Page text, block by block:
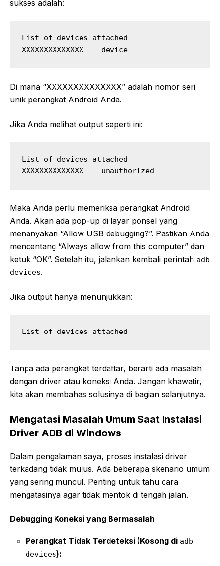
sukses adalah:
List of devices attached
Di mana “XXXXXXXXXXXXXX” adalah nomor seri
unik perangkat Android Anda.
Jika Anda melihat output seperti ini:
List of devices attached
Maka Anda perlu memeriksa perangkat Android
Anda. Akan ada pop-up di layar ponsel yang
menanyakan “Allow USB debugging?”. Pastikan Anda
mencentang “Always allow from this computer” dan
ketuk “OK”. Setelah itu, jalankan kembali perintah adb
devices.
Jika output hanya menunjukkan:
Tanpa ada perangkat terdaftar, berarti ada masalah
dengan driver atau koneksi Anda. Jangan khawatir,
kita akan membahas solusinya di bagian selanjutnya.
Mengatasi Masalah Umum Saat Instalasi
Driver ADB di Windows
Dalam pengalaman saya, proses instalasi driver
terkadang tidak mulus. Ada beberapa skenario umum
yang sering muncul. Penting untuk tahu cara
mengatasinya agar tidak mentok di tengah jalan.
Debugging Koneksi yang Bermasalah
Perangkat Tidak Terdeteksi (Kosong di adb
devices):